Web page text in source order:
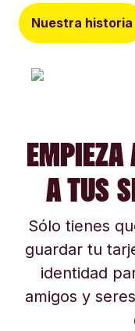
Nuestra historia
EMPIEZA
A TUS
Sólo tienes
guardar tu
identidad
amigos y